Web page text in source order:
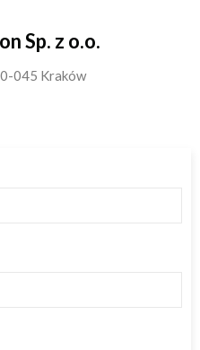
Sp. z o.o.
045 Kraków